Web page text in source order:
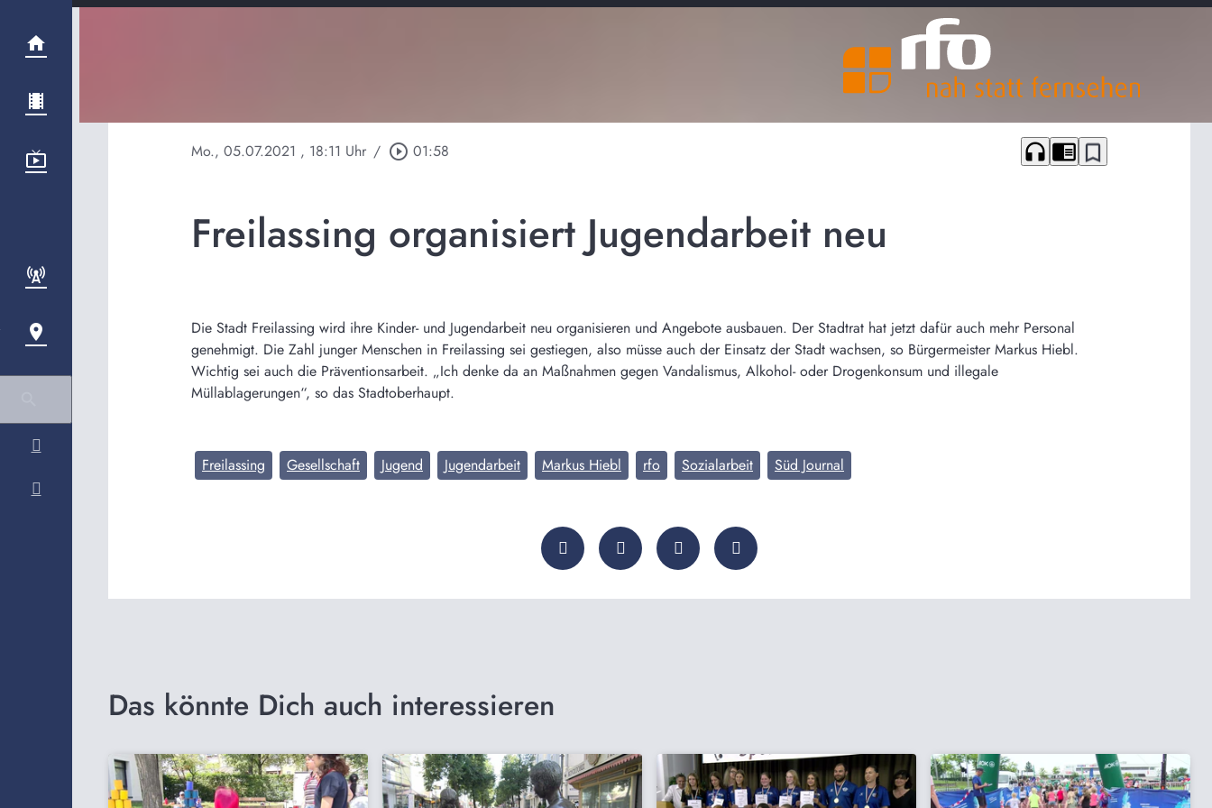
Mo., 05.07.2021 , 18:11 Uhr / play_circle_outline 01:58 headphones chrome_reader_mode bookmark_border
Freilassing organisiert Jugendarbeit neu
Die Stadt Freilassing wird ihre Kinder- und Jugendarbeit neu organisieren und Angebote ausbauen. Der Stadtrat hat jetzt dafür auch mehr Personal
genehmigt. Die Zahl junger Menschen in Freilassing sei gestiegen, also müsse auch der Einsatz der Stadt wachsen, so Bürgermeister Markus Hiebl.
Wichtig sei auch die Präventionsarbeit. „Ich denke da an Maßnahmen gegen Vandalismus, Alkohol- oder Drogenkonsum und illegale
Müllablagerungen“, so das Stadtoberhaupt.
Freilassing Gesellschaft Jugend Jugendarbeit Markus Hiebl rfo Sozialarbeit Süd Journal
Das könnte Dich auch interessieren